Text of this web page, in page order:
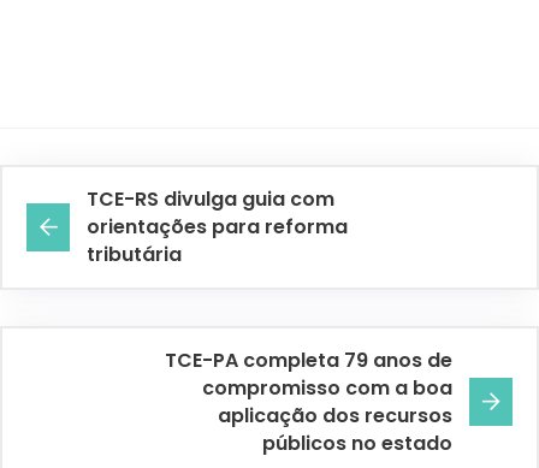
TCE-RS divulga guia com
orientações para reforma
tributária
TCE-PA completa 79 anos de
compromisso com a boa
aplicação dos recursos
públicos no estado